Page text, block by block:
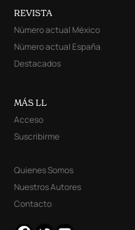
REVISTA
Número actual México
Número actual España
Destacados
MÁS LL
Acceso
Suscribirme
Quienes Somos
Nuestros Autores
Contacto